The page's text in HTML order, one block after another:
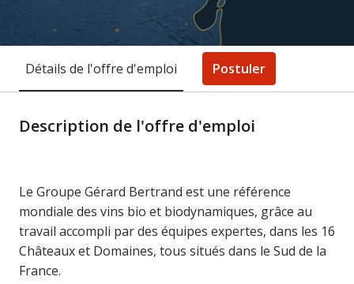
Détails de l'offre d'emploi Postuler
Description de l'offre d'emploi
Le Groupe Gérard Bertrand est une référence
mondiale des vins bio et biodynamiques, grâce au
travail accompli par des équipes expertes, dans les 16
Châteaux et Domaines, tous situés dans le Sud de la
France.